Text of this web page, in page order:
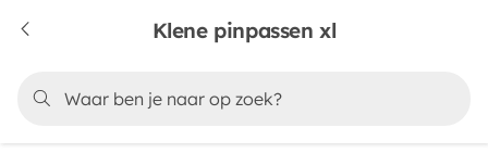
Klene pinpassen xl